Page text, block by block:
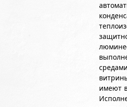
имеют